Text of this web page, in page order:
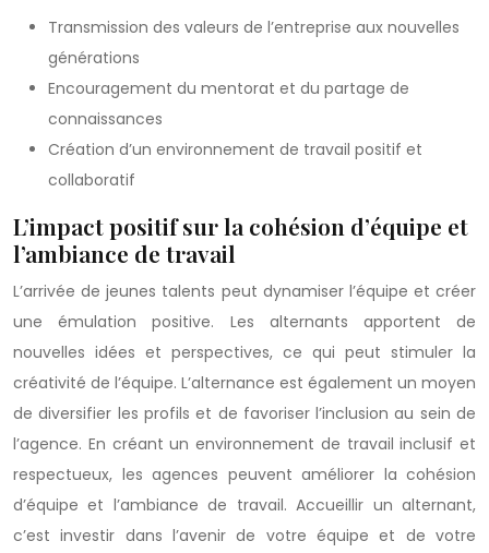
Transmission des valeurs de l’entreprise aux nouvelles
générations
Encouragement du mentorat et du partage de
connaissances
Création d’un environnement de travail positif et
collaboratif
L’impact positif sur la cohésion d’équipe et
l’ambiance de travail
L’arrivée de jeunes talents peut dynamiser l’équipe et créer
une émulation positive. Les alternants apportent de
nouvelles idées et perspectives, ce qui peut stimuler la
créativité de l’équipe. L’alternance est également un moyen
de diversifier les profils et de favoriser l’inclusion au sein de
l’agence. En créant un environnement de travail inclusif et
respectueux, les agences peuvent améliorer la cohésion
d’équipe et l’ambiance de travail. Accueillir un alternant,
c’est investir dans l’avenir de votre équipe et de votre